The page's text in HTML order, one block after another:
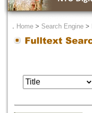
． Home > Search Engine >